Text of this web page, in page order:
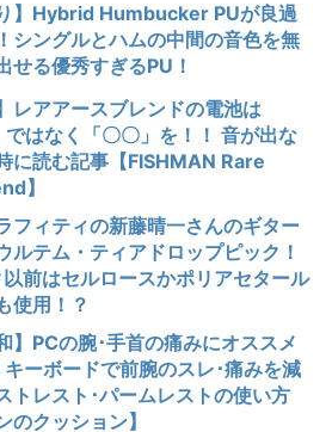
り】Hybrid Humbucker PUが良過
シングルとハムの中間の音色を無
せる優秀すぎるPU！
レアアースブレンドの電池は
ではなく「〇〇」を！！ 音が出な
に読む記事【FISHMAN Rare
】
フィティの新藤晴一さんのギター
ルテム・ティアドロップピック！
前はセルロースかポリアセタール
使用！？
】PCの腕･手首の痛みにオススメ
ーボードで前腕のスレ･痛みを減
トレスト･パームレストの使い方
のクッション】